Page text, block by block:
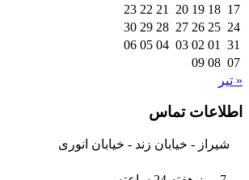
17
18
19
20
21
22
23
24
25
26
27
28
29
30
31
01
02
03
04
05
06
07
08
09
« تیر
اطلاعات تماس
شیراز - خیابان زند - خیابان انوری